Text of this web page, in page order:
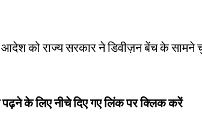
को राज्य सरकार ने डिवीज़न बेंच के
के लिए नीचे दिए गए लिंक पर क्लिक करें